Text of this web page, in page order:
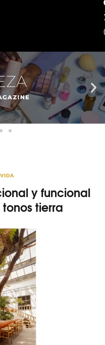
y funcional
tierra